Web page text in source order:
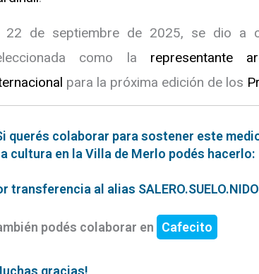
22 de septiembre de 2025, se dio a
como la representante
para la próxima edición de los
querés colaborar para sostener este
cultura en la Villa de Merlo podés hacerlo:
transferencia al alias SALERO.SUELO.NIDO
podés colaborar en Cafecito
gracias!